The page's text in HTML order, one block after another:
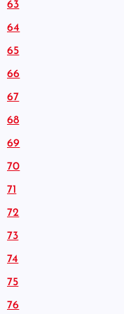
63
64
65
66
67
68
69
70
71
72
73
74
75
76